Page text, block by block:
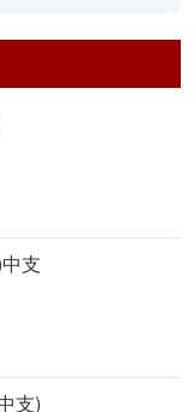
支
支)